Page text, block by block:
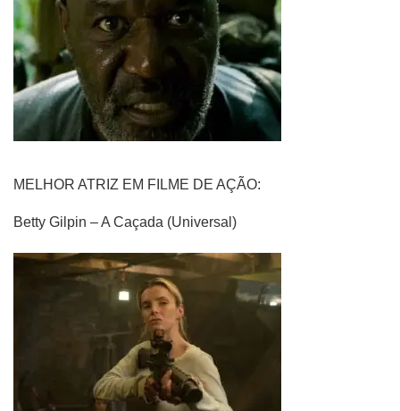
MELHOR ATRIZ EM FILME DE AÇÃO:
Betty Gilpin – A Caçada (Universal)